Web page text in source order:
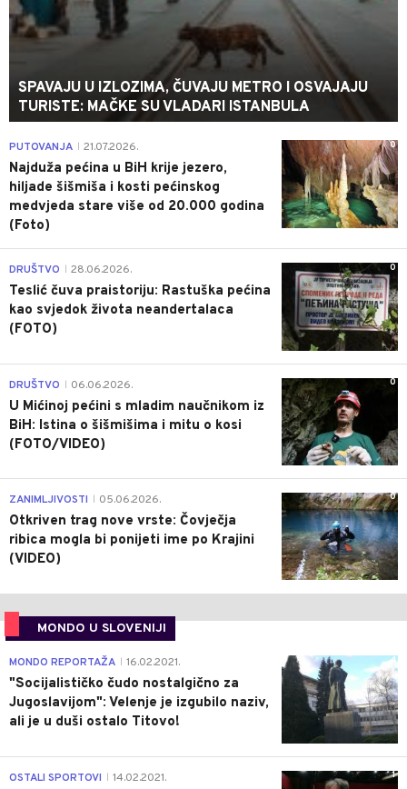
SPAVAJU U IZLOZIMA, ČUVAJU METRO I OSVAJAJU
TURISTE: MAČKE SU VLADARI ISTANBULA
0
PUTOVANJA 21.07.2026.
Najduža pećina u BiH krije jezero,
hiljade šišmiša i kosti pećinskog
medvjeda stare više od 20.000 godina
(Foto)
0
DRUŠTVO 28.06.2026.
Teslić čuva praistoriju: Rastuška pećina
kao svjedok života neandertalaca
(FOTO)
0
DRUŠTVO 06.06.2026.
U Mićinoj pećini s mladim naučnikom iz
BiH: Istina o šišmišima i mitu o kosi
(FOTO/VIDEO)
0
ZANIMLJIVOSTI 05.06.2026.
Otkriven trag nove vrste: Čovječja
ribica mogla bi ponijeti ime po Krajini
(VIDEO)
MONDO U SLOVENIJI
4
MONDO REPORTAŽA 16.02.2021.
"Socijalističko čudo nostalgično za
Jugoslavijom": Velenje je izgubilo naziv,
ali je u duši ostalo Titovo!
1
OSTALI SPORTOVI 14.02.2021.